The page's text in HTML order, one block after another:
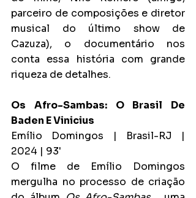
parceiro de composições e diretor
musical do último show de
Cazuza), o documentário nos
conta essa história com grande
riqueza de detalhes.
Os Afro-Sambas: O Brasil De
Baden E Vinicius
Emílio Domingos | Brasil-RJ |
2024 | 93'
O filme de Emílio Domingos
mergulha no processo de criação